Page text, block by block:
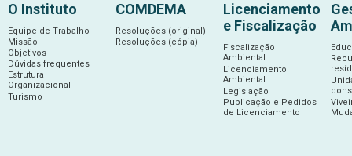
O Instituto
Equipe de Trabalho
Missão
Objetivos
Dúvidas frequentes
Estrutura
Organizacional
Turismo
COMDEMA
Resoluções (original)
Resoluções (cópia)
Licenciamento
e Fiscalização
Fiscalização
Ambiental
Licenciamento
Ambiental
Legislação
Publicação e Pedidos
de Licenciamento